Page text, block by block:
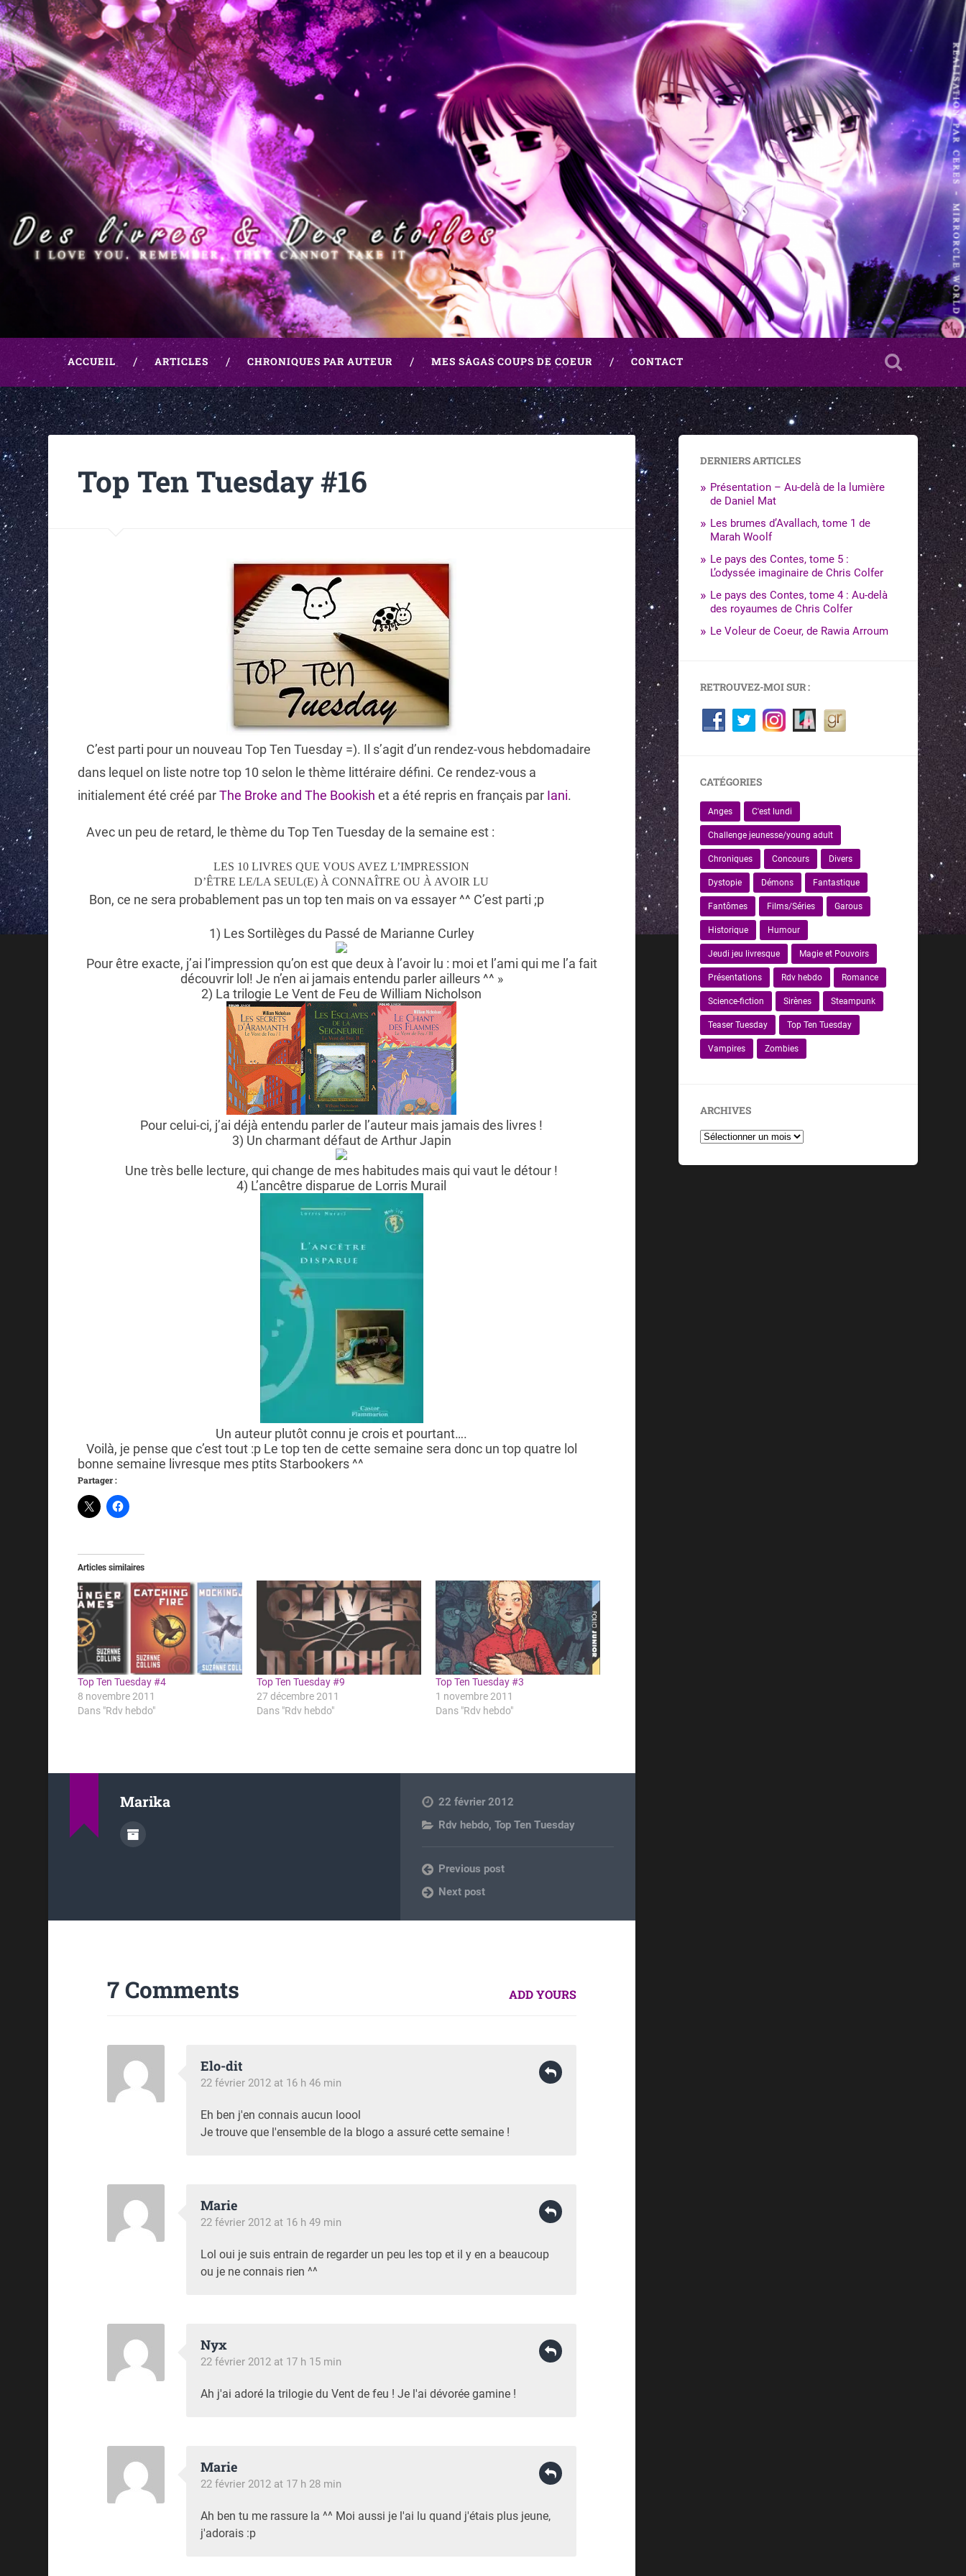
ACCUEIL ARTICLES CHRONIQUES PAR AUTEUR MES SAGAS COUPS DE COEUR CONTACT
Top Ten Tuesday #16
C’est parti pour un nouveau Top Ten Tuesday =). Il s’agit d’un rendez-vous hebdomadaire
dans lequel on liste notre top 10 selon le thème littéraire défini. Ce rendez-vous a
initialement été créé parThe Broke and The Bookish et a été repris en français par Iani.
Avec un peu de retard, le thème du Top Ten Tuesday de la semaine est :
LES 10 LIVRES QUE VOUS AVEZ L’IMPRESSION
D’ÊTRE LE/LA SEUL(E) À CONNAÎTRE OU À AVOIR LU
Bon, ce ne sera probablement pas un top ten mais on va essayer ^^ C’est parti ;p
1) Les Sortilèges du Passé de Marianne Curley
Pour être exacte, j’ai l’impression qu’on est que deux à l’avoir lu : moi et l’ami qui me l’a fait
découvrir lol! Je n’en ai jamais entendu parler ailleurs ^^ »
2) La trilogie Le Vent de Feu de William Nicholson
Pour celui-ci, j’ai déjà entendu parler de l’auteur mais jamais des livres !
3) Un charmant défaut de Arthur Japin
Une très belle lecture, qui change de mes habitudes mais qui vaut le détour !
4) L’ancêtre disparue de Lorris Murail
Un auteur plutôt connu je crois et pourtant….
Voilà, je pense que c’est tout :p Le top ten de cette semaine sera donc un top quatre lol
bonne semaine livresque mes ptits Starbookers ^^
Partager :
Articles similaires
Top Ten Tuesday #4
8 novembre 2011
Dans "Rdv hebdo"
Top Ten Tuesday #9
27 décembre 2011
Dans "Rdv hebdo"
Top Ten Tuesday #3
1 novembre 2011
Dans "Rdv hebdo"
Marika
22 février 2012
Rdv hebdo,Top Ten Tuesday
Previous post
Next post
7 Comments ADD YOURS
Elo-dit
22 février 2012 at 16 h 46 min
Eh ben j'en connais aucun loool
Je trouve que l'ensemble de la blogo a assuré cette semaine !
Marie
22 février 2012 at 16 h 49 min
Lol oui je suis entrain de regarder un peu les top et il y en a beaucoup
ou je ne connais rien ^^
Nyx
22 février 2012 at 17 h 15 min
Ah j'ai adoré la trilogie du Vent de feu ! Je l'ai dévorée gamine !
Marie
22 février 2012 at 17 h 28 min
Ah ben tu me rassure la ^^ Moi aussi je l'ai lu quand j'étais plus jeune,
j'adorais :p
DERNIERS ARTICLES
Présentation – Au-delà de la lumière
de Daniel Mat
Les brumes d’Avallach, tome 1 de
Marah Woolf
Le pays des Contes, tome 5 :
L’odyssée imaginaire de Chris Colfer
Le pays des Contes, tome 4 : Au-delà
des royaumes de Chris Colfer
Le Voleur de Coeur, de Rawia Arroum
RETROUVEZ-MOI SUR :
CATÉGORIES
Anges C'est lundi
Challenge jeunesse/young adult
Chroniques Concours Divers
Dystopie Démons Fantastique
Fantômes Films/Séries Garous
Historique Humour
Jeudi jeu livresque Magie et Pouvoirs
Présentations Rdv hebdo Romance
Science-fiction Sirènes Steampunk
Teaser Tuesday Top Ten Tuesday
Vampires Zombies
ARCHIVES